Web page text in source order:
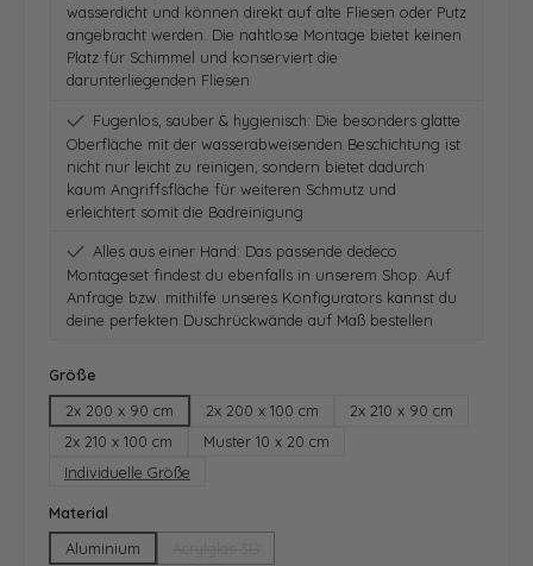
wasserdicht und können direkt auf alte Fliesen oder Putz
angebracht werden. Die nahtlose Montage bietet keinen
Platz für Schimmel und konserviert die
darunterliegenden Fliesen
Fugenlos, sauber & hygienisch: Die besonders glatte
Oberfläche mit der wasserabweisenden Beschichtung ist
nicht nur leicht zu reinigen, sondern bietet dadurch
kaum Angriffsfläche für weiteren Schmutz und
erleichtert somit die Badreinigung
Alles aus einer Hand: Das passende dedeco
Montageset findest du ebenfalls in unserem Shop. Auf
Anfrage bzw. mithilfe unseres Konfigurators kannst du
deine perfekten Duschrückwände auf Maß bestellen
Größe
2x 200 x 90 cm
2x 200 x 100 cm
2x 210 x 90 cm
2x 210 x 100 cm
Muster 10 x 20 cm
Individuelle Größe
Material
Aluminium